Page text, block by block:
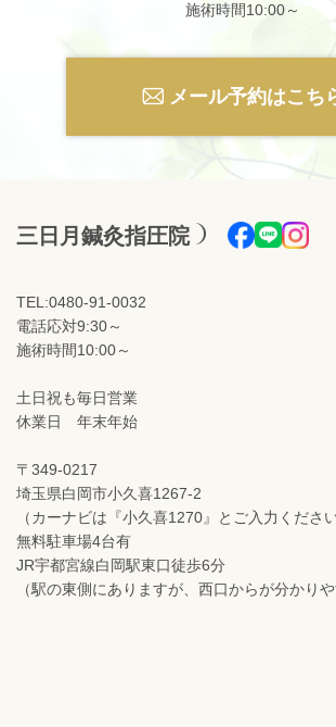
施術時間10:00～
メール予約はこち
三日月鍼灸指圧院
TEL:0480-91-0032
電話応対9:30～
施術時間10:00～
土日祝も毎日営業
休業日 年末年始
〒349-0217
埼玉県白岡市小久喜1267-2
（カーナビは『小久喜1270』とご入力ください
無料駐車場4台有
JR宇都宮線白岡駅東口徒歩6分
（駅の東側にありますが、西口からが分かりや